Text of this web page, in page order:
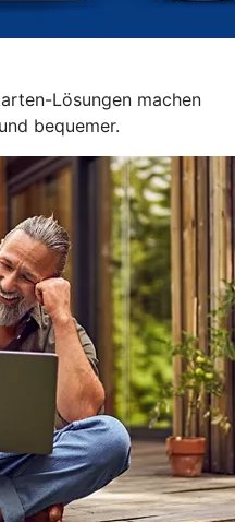
Lösungen machen
bequemer.